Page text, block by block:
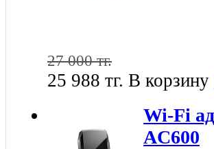
27 000 тг.
25 988 тг. В корзину
Wi-Fi
AC600